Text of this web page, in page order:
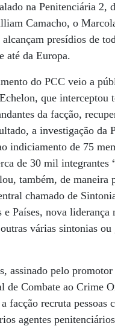
na Penitenciária 2,
Camacho, o
alcançam presídios de
até da Europa.
do PCC veio a
que interceptou
da facção,
a investigação da
indiciamento de 75
de 30 mil integrantes
também, de maneira
chamado de
Países, nova
várias sintonias
assinado pelo
de Combate ao Crime
facção recruta pessoas
agentes